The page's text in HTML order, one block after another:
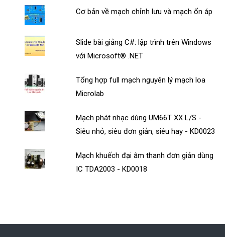
Cơ bản về mạch chỉnh lưu và mạch ổn áp
Slide bài giảng C#: lập trình trên Windows
với Microsoft® .NET
Tổng hợp full mạch nguyên lý mạch loa
Microlab
Mạch phát nhạc dùng UM66T XX L/S -
Siêu nhỏ, siêu đơn giản, siêu hay - KD0023
Mạch khuếch đại âm thanh đơn giản dùng
IC TDA2003 - KD0018